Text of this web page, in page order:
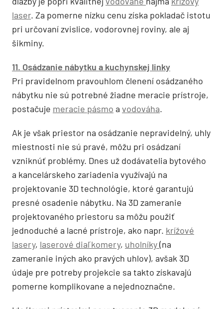
laser. Za pomerne nízku cenu získa pokladač istotu
pri určovaní zvislice, vodorovnej roviny, ale aj
šikminy.
11. Osádzanie nábytku a kuchynskej linky
Pri pravidelnom pravouhlom členení osádzaného
nábytku nie sú potrebné žiadne meracie prístroje,
postačuje meracie pásmo a vodováha.
Ak je však priestor na osádzanie nepravidelný, uhly
miestnosti nie sú pravé, môžu pri osádzaní
vzniknúť problémy. Dnes už dodávatelia bytového
a kancelárskeho zariadenia využívajú na
projektovanie 3D technológie, ktoré garantujú
presné osadenie nábytku. Na 3D zameranie
projektovaného priestoru sa môžu použiť
jednoduché a lacné prístroje, ako napr. krížové
lasery, laserové diaľkomery, uholníky(na
zameranie iných ako pravých uhlov), avšak 3D
údaje pre potreby projekcie sa takto získavajú
pomerne komplikovane a nejednoznačne.